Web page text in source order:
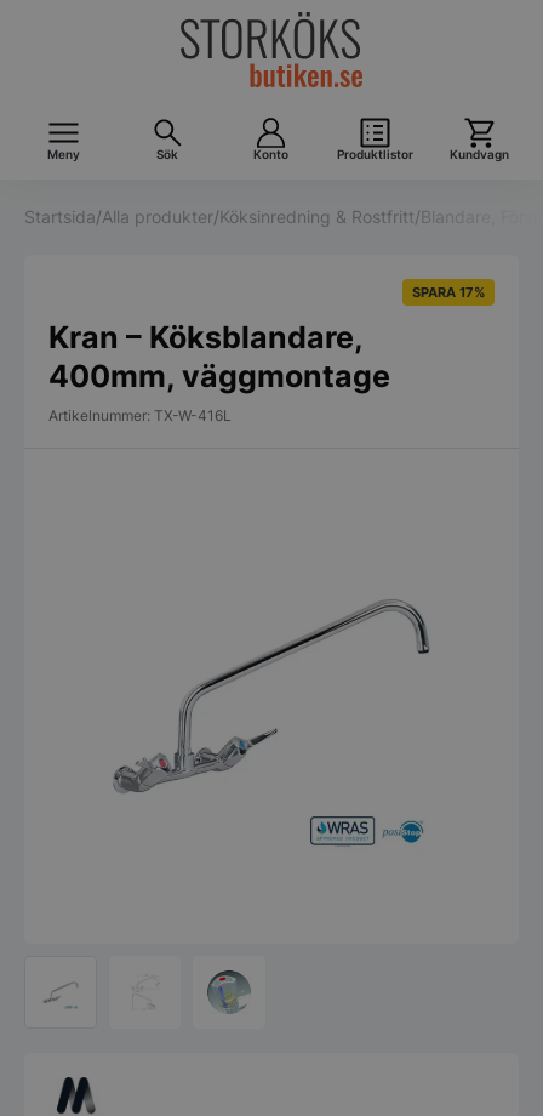
Meny Sök Konto Produktlistor Kundvagn
Startsida/Alla produkter/Köksinredning & Rostfritt/Blandare,
SPARA 17%
Kran – Köksblandare,
400mm, väggmontage
Artikelnummer: TX-W-416L